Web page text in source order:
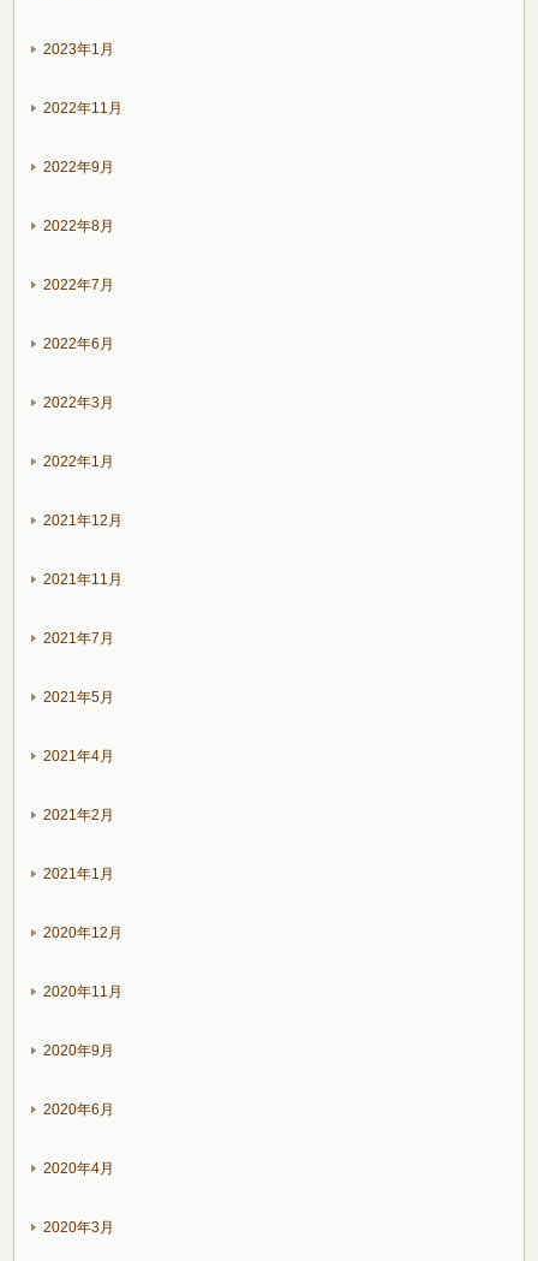
2023年1月
2022年11月
2022年9月
2022年8月
2022年7月
2022年6月
2022年3月
2022年1月
2021年12月
2021年11月
2021年7月
2021年5月
2021年4月
2021年2月
2021年1月
2020年12月
2020年11月
2020年9月
2020年6月
2020年4月
2020年3月